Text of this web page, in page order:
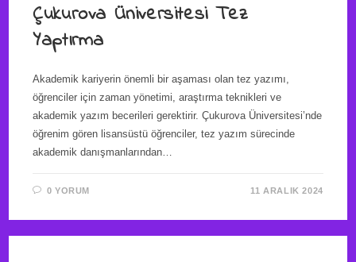
Çukurova Üniversitesi Tez
Yaptırma
Akademik kariyerin önemli bir aşaması olan tez yazımı,
öğrenciler için zaman yönetimi, araştırma teknikleri ve
akademik yazım becerileri gerektirir. Çukurova Üniversitesi’nde
öğrenim gören lisansüstü öğrenciler, tez yazım sürecinde
akademik danışmanlarından…
0 YORUM 11 ARALIK 2024